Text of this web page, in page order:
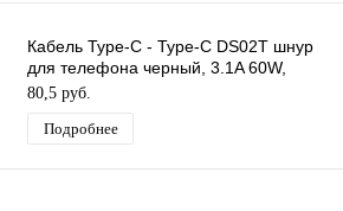
Кабель Type-C - Type-C DS02T шнур
для телефона черный, 3.1A 60W,
длина 1м
80,5 руб.
Подробнее